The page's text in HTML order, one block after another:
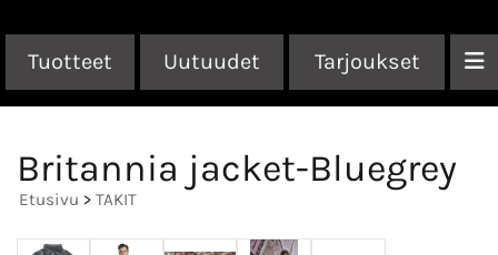
Tuotteet Uutuudet Tarjoukset
Britannia jacket-Bluegrey
Etusivu > TAKIT